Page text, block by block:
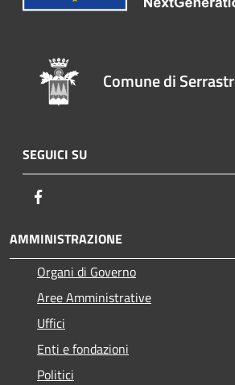
Comune di
SEGUICI SU
AMMINISTRAZIONE
Organi di Governo
Aree Amministrative
Uffici
Enti e fondazioni
Politici